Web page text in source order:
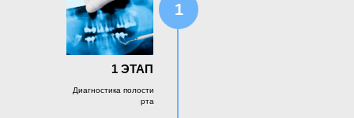
Диагностика полости
рта
1 ЭТАП
1